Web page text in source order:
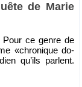
de Marie
Pour ce genre de
«chro­nique do­
qu’ils parlent.